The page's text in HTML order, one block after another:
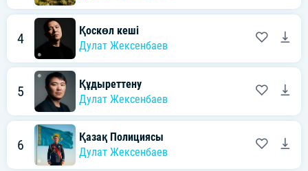
4
Қоскөл кеші
Дулат Жексенбаев
5
Құдыреттену
Дулат Жексенбаев
6
Қазақ Полициясы
Дулат Жексенбаев